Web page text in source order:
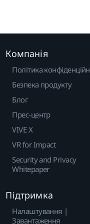
Компанія
Політика
Безпека продукту
Блог
Прес-центр
VIVE X
VR for Impact
Security and Privacy
Whitepaper
Підтримка
Налаштування |
Завантаження